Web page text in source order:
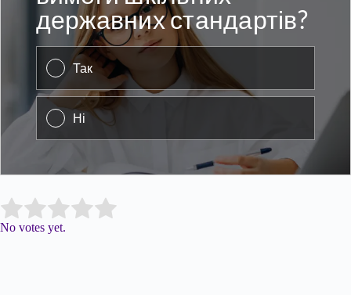
Rate this item:
No votes yet.